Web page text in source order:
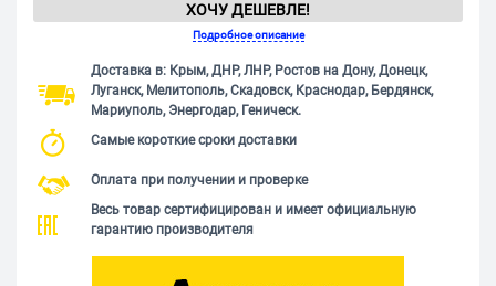
ХОЧУ ДЕШЕВЛЕ!
Подробное описание
Доставка в: Крым, ДНР, ЛНР, Ростов на Дону, Донецк,
Луганск, Мелитополь, Скадовск, Краснодар, Бердянск,
Мариуполь, Энергодар, Геническ.
Самые короткие сроки доставки
Оплата при получении и проверке
Весь товар сертифицирован и имеет официальную
гарантию производителя